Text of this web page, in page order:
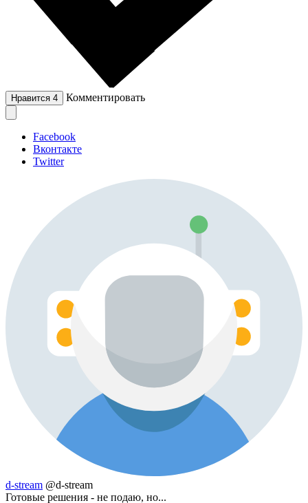
Нравится 4 Комментировать
Facebook
Вконтакте
Twitter
d-stream @d-stream
Готовые решения - не подаю, но...